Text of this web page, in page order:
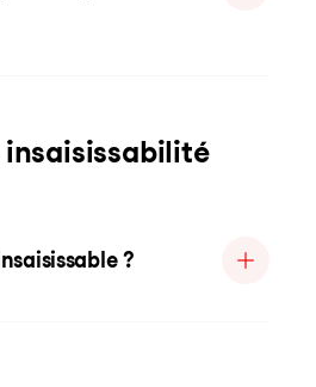
insaisissabilité
?